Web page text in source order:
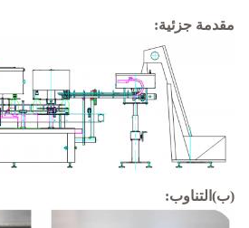
مقدمة جزئية:
(ب)التناوب: